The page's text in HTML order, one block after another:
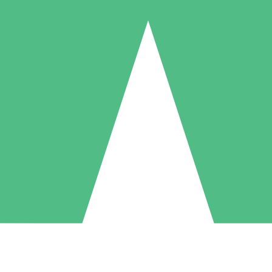
Individuele Creditpakketten
per gebruik met downloadtegoeden. Geen maandelijkse verplichting
5 Downloaden
US$